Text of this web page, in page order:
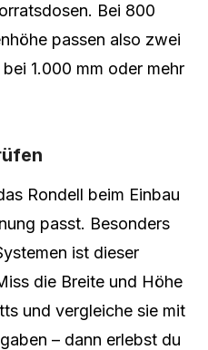
Bei 800
passen also zwei
1.000 mm oder mehr
Rondell beim Einbau
passt. Besonders
ist dieser
die Breite und Höhe
und vergleiche sie mit
– dann erlebst du